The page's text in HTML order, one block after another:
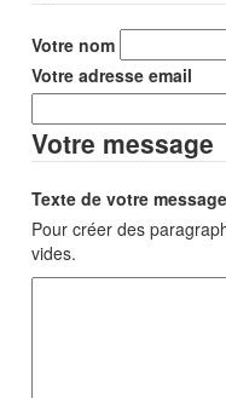
Votre nom
Votre adresse email
Votre message
Texte de votre
Pour créer des
vides.